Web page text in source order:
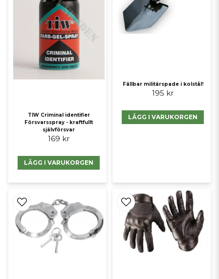
TIW Criminal identifier
Försvarsspray - kraftfullt
självförsvar
169 kr
LÄGG I VARUKORGEN
Fällbar militärspade i kolstål!
195 kr
LÄGG I VARUKORGEN